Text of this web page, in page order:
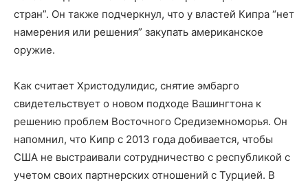
стран”. Он также подчеркнул, что у властей Кипра “нет
намерения или решения” закупать американское
оружие.
Как считает Христодулидис, снятие эмбарго
свидетельствует о новом подходе Вашингтона к
решению проблем Восточного Средиземноморья. Он
напомнил, что Кипр с 2013 года добивается, чтобы
США не выстраивали сотрудничество с республикой с
учетом своих партнерских отношений с Турцией. В